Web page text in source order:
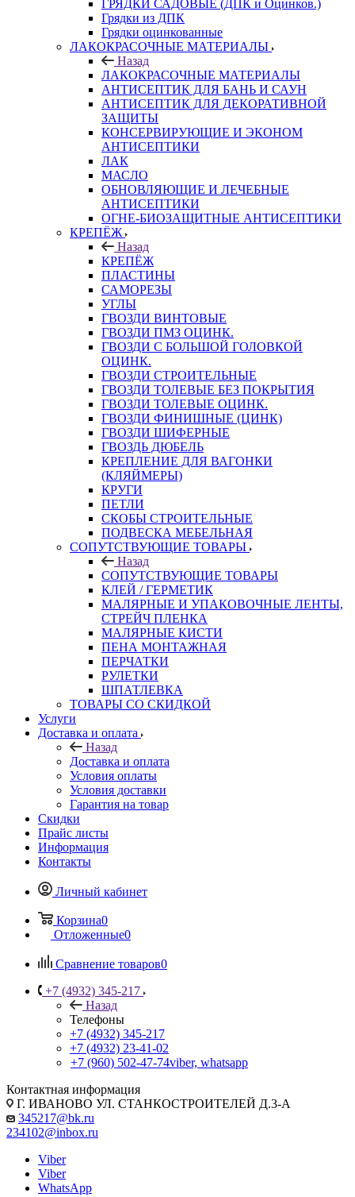
ГРЯДКИ САДОВЫЕ (ДПК и Оцинков.)
Грядки из ДПК
Грядки оцинкованные
ЛАКОКРАСОЧНЫЕ МАТЕРИАЛЫ
Назад
ЛАКОКРАСОЧНЫЕ МАТЕРИАЛЫ
АНТИСЕПТИК ДЛЯ БАНЬ И САУН
АНТИСЕПТИК ДЛЯ ДЕКОРАТИВНОЙ
ЗАЩИТЫ
КОНСЕРВИРУЮЩИЕ И ЭКОНОМ
АНТИСЕПТИКИ
ЛАК
МАСЛО
ОБНОВЛЯЮЩИЕ И ЛЕЧЕБНЫЕ
АНТИСЕПТИКИ
ОГНЕ-БИОЗАЩИТНЫЕ АНТИСЕПТИКИ
КРЕПЁЖ
Назад
КРЕПЁЖ
ПЛАСТИНЫ
САМОРЕЗЫ
УГЛЫ
ГВОЗДИ ВИНТОВЫЕ
ГВОЗДИ ПМЗ ОЦИНК.
ГВОЗДИ С БОЛЬШОЙ ГОЛОВКОЙ
ОЦИНК.
ГВОЗДИ СТРОИТЕЛЬНЫЕ
ГВОЗДИ ТОЛЕВЫЕ БЕЗ ПОКРЫТИЯ
ГВОЗДИ ТОЛЕВЫЕ ОЦИНК.
ГВОЗДИ ФИНИШНЫЕ (ЦИНК)
ГВОЗДИ ШИФЕРНЫЕ
ГВОЗДЬ ДЮБЕЛЬ
КРЕПЛЕНИЕ ДЛЯ ВАГОНКИ
(КЛЯЙМЕРЫ)
КРУГИ
ПЕТЛИ
СКОБЫ СТРОИТЕЛЬНЫЕ
ПОДВЕСКА МЕБЕЛЬНАЯ
СОПУТСТВУЮЩИЕ ТОВАРЫ
Назад
СОПУТСТВУЮЩИЕ ТОВАРЫ
КЛЕЙ / ГЕРМЕТИК
МАЛЯРНЫЕ И УПАКОВОЧНЫЕ ЛЕНТЫ,
СТРЕЙЧ ПЛЕНКА
МАЛЯРНЫЕ КИСТИ
ПЕНА МОНТАЖНАЯ
ПЕРЧАТКИ
РУЛЕТКИ
ШПАТЛЕВКА
ТОВАРЫ СО СКИДКОЙ
Услуги
Доставка и оплата
Назад
Доставка и оплата
Условия оплаты
Условия доставки
Гарантия на товар
Скидки
Прайс листы
Информация
Контакты
Личный кабинет
Корзина0
Отложенные0
Сравнение товаров0
+7 (4932) 345-217
Назад
Телефоны
+7 (4932) 345-217
+7 (4932) 23-41-02
+7 (960) 502-47-74viber, whatsapp
Контактная информация
Г. ИВАНОВО УЛ. СТАНКОСТРОИТЕЛЕЙ Д.3-А
345217@bk.ru
234102@inbox.ru
Viber
Viber
WhatsApp